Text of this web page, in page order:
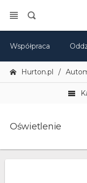
Współpraca
Hurton.pl
Oświetlenie